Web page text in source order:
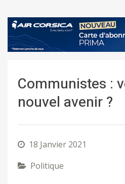
Communistes :
nouvel avenir ?
18 Janvier 2021
Politique